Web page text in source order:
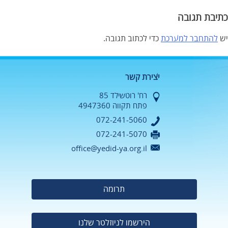
כתיבת תגובה
יש להתחבר למערכת כדי לכתוב תגובה.
יצירת קשר
רח' רוטשילד 85
פתח תקווה 4947360
072-241-5060
072-241-5070
office@yedid-ya.org.il
תרומה
הירשמו לניוזלטר שלנו